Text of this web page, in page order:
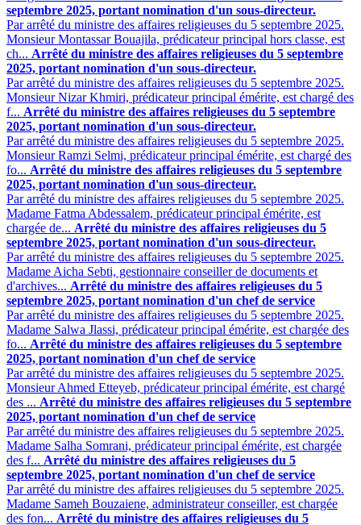
septembre 2025, portant nomination d'un sous-directeur.
Par arrêté du ministre des affaires religieuses du 5 septembre 2025.
Monsieur Montassar Bouajila, prédicateur principal hors classe, est
ch... Arrêté du ministre des affaires religieuses du 5 septembre
2025, portant nomination d'un sous-directeur.
Par arrêté du ministre des affaires religieuses du 5 septembre 2025.
Monsieur Nizar Khmiri, prédicateur principal émérite, est chargé des
f... Arrêté du ministre des affaires religieuses du 5 septembre
2025, portant nomination d'un sous-directeur.
Par arrêté du ministre des affaires religieuses du 5 septembre 2025.
Monsieur Ramzi Selmi, prédicateur principal émérite, est chargé des
fo... Arrêté du ministre des affaires religieuses du 5 septembre
2025, portant nomination d'un sous-directeur.
Par arrêté du ministre des affaires religieuses du 5 septembre 2025.
Madame Fatma Abdessalem, prédicateur principal émérite, est
chargée de... Arrêté du ministre des affaires religieuses du 5
septembre 2025, portant nomination d'un sous-directeur.
Par arrêté du ministre des affaires religieuses du 5 septembre 2025.
Madame Aicha Sebti, gestionnaire conseiller de documents et
d'archives... Arrêté du ministre des affaires religieuses du 5
septembre 2025, portant nomination d'un chef de service
Par arrêté du ministre des affaires religieuses du 5 septembre 2025.
Madame Salwa Jlassi, prédicateur principal émérite, est chargée des
fo... Arrêté du ministre des affaires religieuses du 5 septembre
2025, portant nomination d'un chef de service
Par arrêté du ministre des affaires religieuses du 5 septembre 2025.
Monsieur Ahmed Etteyeb, prédicateur principal émérite, est chargé
des ... Arrêté du ministre des affaires religieuses du 5 septembre
2025, portant nomination d'un chef de service
Par arrêté du ministre des affaires religieuses du 5 septembre 2025.
Madame Salha Somrani, prédicateur principal émérite, est chargée
des f... Arrêté du ministre des affaires religieuses du 5
septembre 2025, portant nomination d'un chef de service
Par arrêté du ministre des affaires religieuses du 5 septembre 2025.
Madame Sameh Bouzaiene, administrateur conseiller, est chargée
des fon... Arrêté du ministre des affaires religieuses du 5